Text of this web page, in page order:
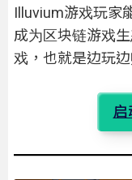
Illuvium游戏玩家
成为区块链游戏
戏，也就是边玩
启